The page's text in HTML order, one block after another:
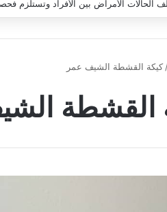
الحالات الأمراض بين الأفراد وتستلزم
كيكة القشطة الشيف عمر
القشطة